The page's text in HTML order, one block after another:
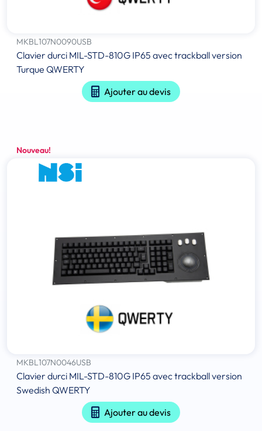
MKBL107N0090USB
Clavier durci MIL-STD-810G IP65 avec trackball version
Turque QWERTY
Ajouter au devis
Nouveau!
MKBL107N0046USB
Clavier durci MIL-STD-810G IP65 avec trackball version
Swedish QWERTY
Ajouter au devis